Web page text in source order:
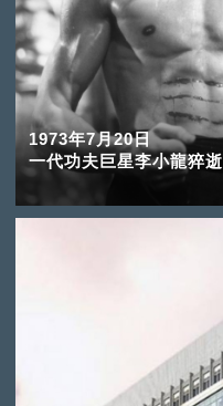
1973年7月20日
一代功夫巨星李小龍猝逝